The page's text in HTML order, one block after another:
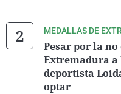
MEDALLAS DE
Pesar por la
Extremadura a
deportista
optar